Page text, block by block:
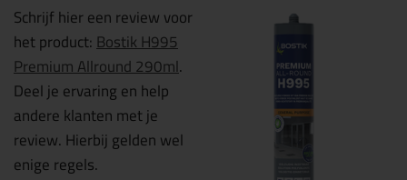
Schrijf hier een review voor
het product:Bostik H995
Premium Allround 290ml.
Deel je ervaring en help
andere klanten met je
review. Hierbij gelden wel
enige regels.